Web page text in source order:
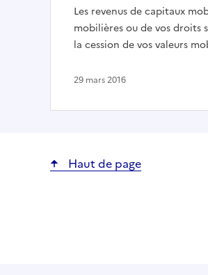
Les revenus de capitaux
mobilières ou de vos droits
la cession de vos valeurs
29 mars 2016
Haut de page